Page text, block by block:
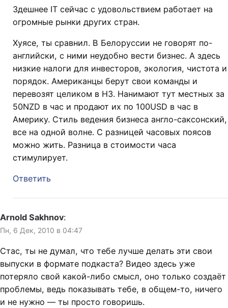
Здешнее IT сейчас с удовольствием работает на
огромные рынки других стран.
Хуясе, ты сравнил. В Белоруссии не говорят по-
английски, с ними неудобно вести бизнес. А здесь
низкие налоги для инвесторов, экология, чистота и
порядок. Американцы берут свои команды и
перевозят целиком в НЗ. Нанимают тут местных за
50NZD в час и продают их по 100USD в час в
Америку. Стиль ведения бизнеса англо-саксонский,
все на одной волне. С разницей часовых поясов
можно жить. Разница в стоимости часа
стимулирует.
Ответить
Arnold Sakhnov:
Пн, 6 Дек, 2010 в 04:47
Стас, ты не думал, что тебе лучше делать эти свои
выпуски в формате подкаста? Видео здесь уже
потеряло свой какой-либо смысл, оно только создаёт
проблемы, ведь показывать тебе, в общем-то, ничего
и не нужно — ты просто говоришь.